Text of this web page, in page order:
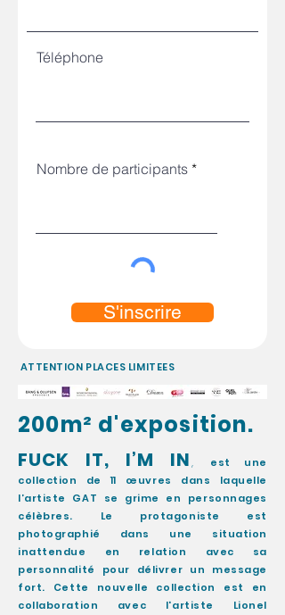
Téléphone
Nombre de participants
S'inscrire
ATTENTION PLACES LIMITEES
200m² d'exposition.
FUCK IT, I’M IN,
est une
collection de 11 œuvres
dans laquelle
l’artiste GAT se grime en personnages
célèbres. Le protagoniste
est
photographié dans une situation
inattendue en relation avec sa
personnalité pour délivrer un message
fort. Cette nouvelle collection est en
collaboration avec l'artiste Lionel